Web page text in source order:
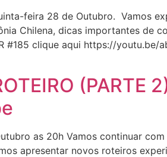
feira 28 de Outubro. Vamos
Chilena, dicas importantes de
#185 clique aqui https://youtu.be/
(PARTE
as 20h Vamos continuar
apresentar novos roteiros